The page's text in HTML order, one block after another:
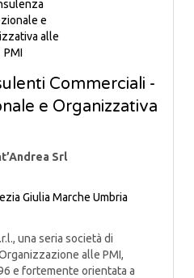
Commerciali -
e Organizzativa
Srl
Giulia Marche Umbria
una seria società di
alle PMI,
e fortemente orientata a